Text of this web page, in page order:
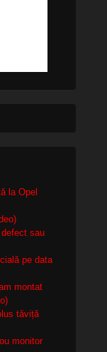
la Opel
sau
pe data
montat
tăviță
monitor